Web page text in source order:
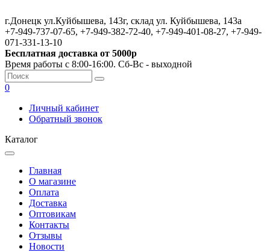
г.Донецк ул.Куйбышева, 143г, склад ул. Куйбышева, 143а
+7-949-737-07-65, +7-949-382-72-40, +7-949-401-08-27, +7-949-
071-331-13-10
Бесплатная доставка от 5000р
Время работы с 8:00-16:00. Сб-Вс - выходной
0
Личный кабинет
Обратный звонок
Каталог
Главная
О магазине
Оплата
Доставка
Оптовикам
Контакты
Отзывы
Новости